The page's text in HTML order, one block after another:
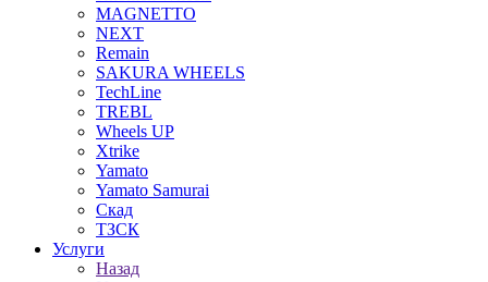
MAGNETTO
NEXT
Remain
SAKURA WHEELS
TechLine
TREBL
Wheels UP
Xtrike
Yamato
Yamato Samurai
Скад
ТЗСК
Услуги
Назад